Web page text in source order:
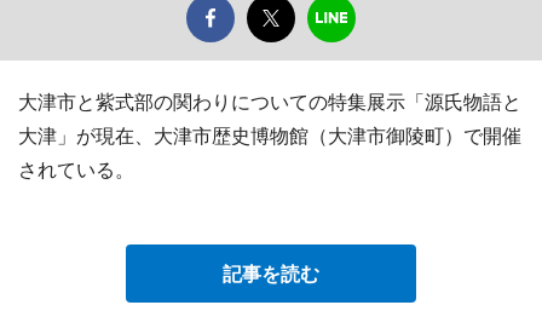
大津市と紫式部の関わりについての特集展示「源氏物語と
大津」が現在、大津市歴史博物館（大津市御陵町）で開催
されている。
記事を読む